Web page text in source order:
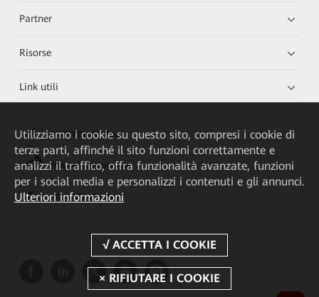
Partner
Risorse
Link utili
HUAWEI eKit App
Huawei HiKnow App
HUAWEI eFly App
Utilizziamo i cookie su questo sito, compresi i cookie di
terze parti, affinché il sito funzioni correttamente e
analizzi il traffico, offra funzionalità avanzate, funzioni
per i social media e personalizzi i contenuti e gli annunci.
Ulteriori informazioni